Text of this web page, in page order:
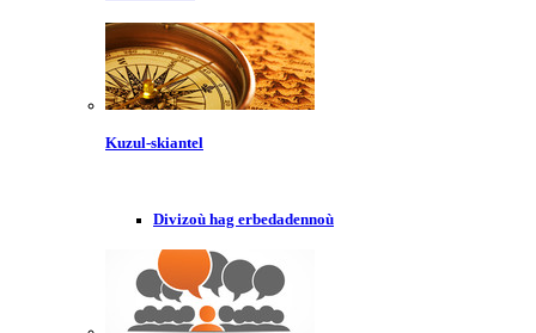
Kuzul-skiantel
Divizoù hag erbedadennoù